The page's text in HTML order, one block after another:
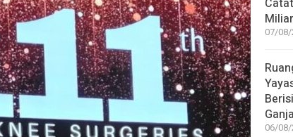
Miliar
07/08/
06/08/